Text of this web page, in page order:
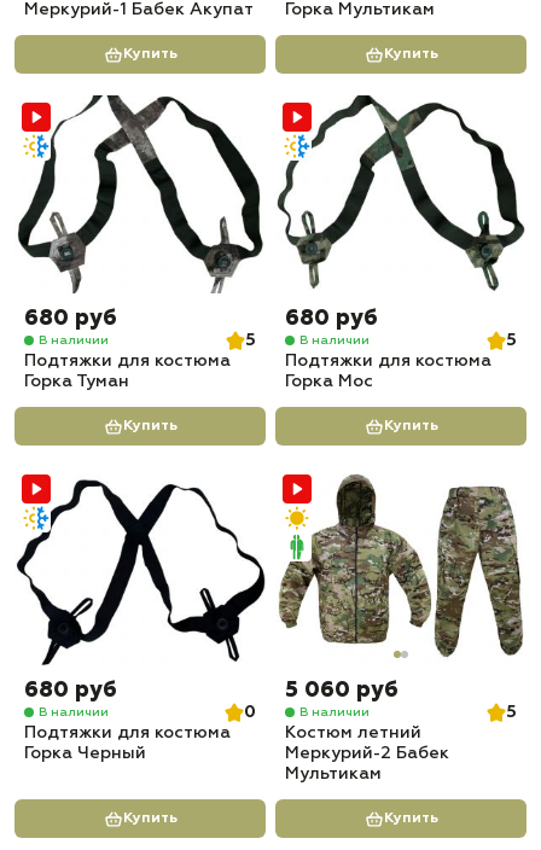
Меркурий-1 Бабек Акупат
Купить
Горка Мультикам
Купить
680 руб
В наличии
5
Подтяжки для костюма
Горка Туман
Купить
680 руб
В наличии
5
Подтяжки для костюма
Горка Мос
Купить
680 руб
В наличии
0
Подтяжки для костюма
Горка Черный
Купить
5 060 руб
В наличии
5
Костюм летний
Меркурий-2 Бабек
Мультикам
Купить